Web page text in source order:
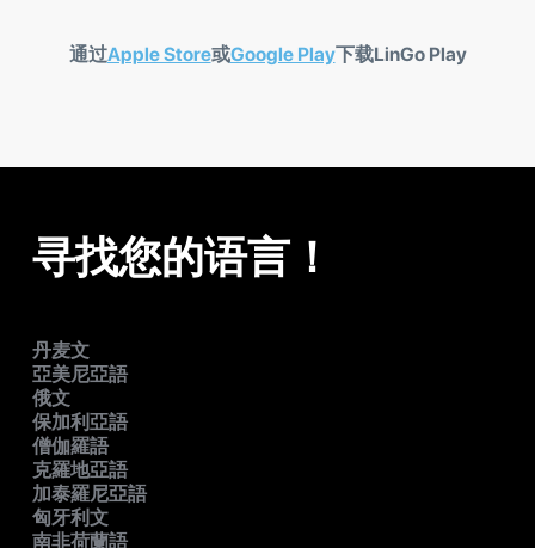
通过Apple Store或Google Play下载LinGo Play
寻找您的语言！
丹麦文
亞美尼亞語
俄文
保加利亞語
僧伽羅語
克羅地亞語
加泰羅尼亞語
匈牙利文
南非荷蘭語